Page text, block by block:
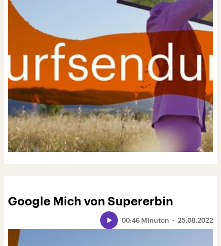
Google Mich von Supererbin
25.08.2022
00:46 Minuten